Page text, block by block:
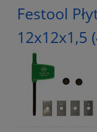
Festool
12x12x1,5